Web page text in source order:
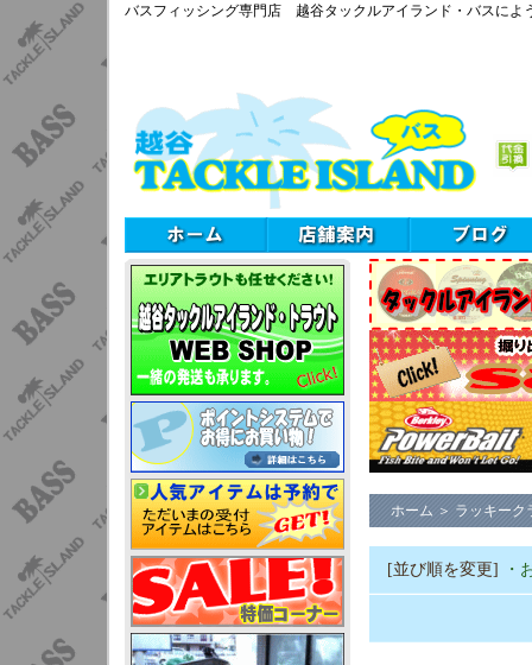
バスフィッシング専門店 越谷タックルアイランド・バスによ
ホーム ＞ ラッキーク
[並び順を変更] ・